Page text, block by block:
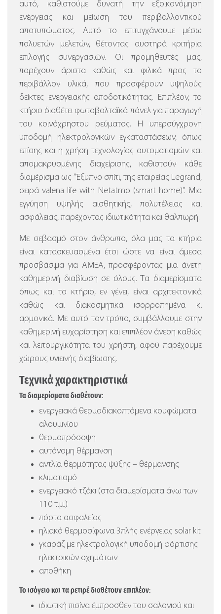
αυτό, καθιστούμε δυνατή την εξοικονόμηση
ενέργειας και μείωση του περιβαλλοντικού
αποτυπώματος. Αυτό το επιτυγχάνουμε μέσω
πολυετών μελετών, θέτοντας αυστηρά κριτήρια
επιλογής συνεργασιών. Οι προμηθευτές μας,
παρέχουν άριστα καθώς και φιλικά προς το
περιβάλλον υλικά, που προσφέρουν υψηλούς
δείκτες ενεργειακής αποδοτικότητας. Επιπλέον, το
κτήριο διαθέτει φωτοβολταϊκά πάνελ για παραγωγή
του κοινόχρηστου ρεύματος. Η υπερσύγχρονη
υποδομή ηλεκτρολογικών εγκαταστάσεων, όπως
επίσης και η χρήση τεχνολογίας αυτοματισμών και
απομακρυσμένης διαχείρισης, καθιστούν κάθε
διαμέρισμα ως ”Έξυπνο σπίτι, της εταιρείας Legrand,
σειρά valena life with Netatmo (smart home)”. Μια
εγγύηση υψηλής αισθητικής, πολυτέλειας και
ασφάλειας, παρέχοντας ιδιωτικότητα και θαλπωρή.
Με σεβασμό στον άνθρωπο, όλα μας τα κτήρια
είναι κατασκευασμένα έτσι ώστε να είναι άμεσα
προσβάσιμα για ΑΜΕΑ, προσφέροντας μια άνετη
καθημερινή διαβίωση σε όλους. Τα διαμερίσματα
όπως και το κτήριο, εν γένει, είναι αρχιτεκτονικά
καθώς και διακοσμητικά ισορροπημένα κι
αρμονικά. Με αυτό τον τρόπο, συμβάλλουμε στην
καθημερινή ευχαρίστηση και επιπλέον άνεση καθώς
και λειτουργικότητα του χρήστη, αφού παρέχουμε
χώρους υγιεινής διαβίωσης.
Τεχνικά χαρακτηριστικά
Τα διαμερίσματα διαθέτουν:
ενεργειακά θερμοδιακοπτόμενα κουφώματα
αλουμινίου
θερμοπρόσοψη
αυτόνομη θέρμανση
αντλία θερμότητας ψύξης – θέρμανσης
κλιματισμό
ενεργειακό τζάκι (στα διαμερίσματα άνω των
110 τ.μ.)
πόρτα ασφαλείας
ηλιακό θερμοσίφωνα 3πλής ενέργειας solar kit
γκαράζ με ηλεκτρολογική υποδομή φόρτισης
ηλεκτρικών οχημάτων
αποθήκη
Το ισόγειο και τα ρετιρέ διαθέτουν επιπλέον:
ιδιωτική πισίνα έμπροσθεν του σαλονιού και